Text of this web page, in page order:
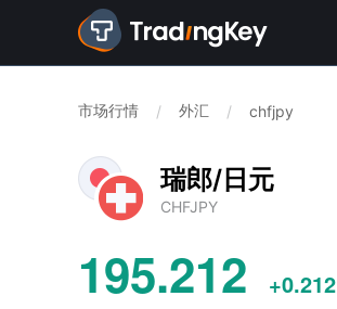
市场行情 / 外汇 / chfjpy
瑞郎/日元
CHFJPY
195.212 +0.212